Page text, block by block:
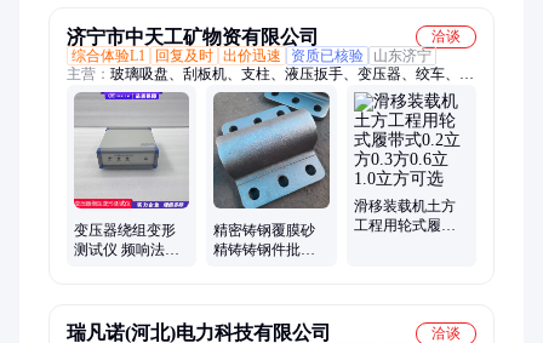
济宁市中天工矿物资有限公司
洽谈
综合体验L1
回复及时 出价迅速 资质已核验
山东济宁
主营： 玻璃吸盘、刮板机、支柱、液压扳手、变压器、绞车、传
感器、喷浆机、喷涂机、拆缸机、柴油机水泵、乳化液泵站、氢
氧化钙、订扣机、真空泵、滑移装载机、电缆夹板、闸瓦、滤液
泵、试验台、装载机、气动绞车、移动变电站
变压器绕组变形
测试仪 频响法单
精密铸钢覆膜砂
精铸铸钢件批发
滑移装载机土方
工程用轮式履带
瑞凡诺(河北)电力科技有限公司
洽谈